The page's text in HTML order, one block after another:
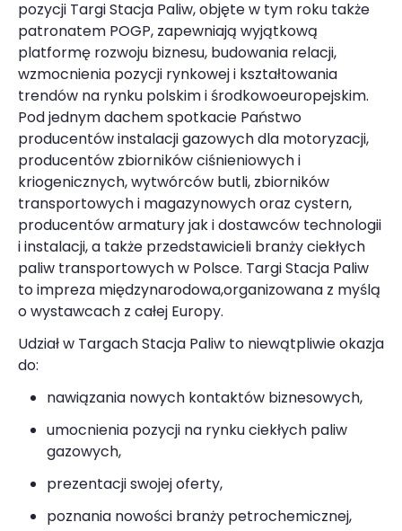
pozycji Targi Stacja Paliw, objęte w tym roku także
patronatem POGP, zapewniają wyjątkową
platformę rozwoju biznesu, budowania relacji,
wzmocnienia pozycji rynkowej i kształtowania
trendów na rynku polskim i środkowoeuropejskim.
Pod jednym dachem spotkacie Państwo
producentów instalacji gazowych dla motoryzacji,
producentów zbiorników ciśnieniowych i
kriogenicznych, wytwórców butli, zbiorników
transportowych i magazynowych oraz cystern,
producentów armatury jak i dostawców technologii
i instalacji, a także przedstawicieli branży ciekłych
paliw transportowych w Polsce. Targi Stacja Paliw
to impreza międzynarodowa,organizowana z myślą
o wystawcach z całej Europy.
Udział w Targach Stacja Paliw to niewątpliwie okazja
do:
nawiązania nowych kontaktów biznesowych,
umocnienia pozycji na rynku ciekłych paliw
gazowych,
prezentacji swojej oferty,
poznania nowości branży petrochemicznej,